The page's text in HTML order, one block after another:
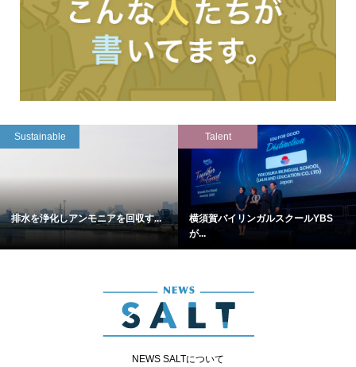
Sustainable
排水を浄化しアンモニアを回収す...
Talent
横須賀バイリンガルスクールYBS
が...
NEWS SALTについて